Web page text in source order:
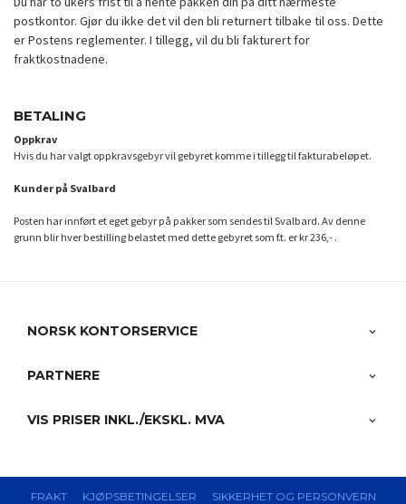
postkontor. Gjør du ikke det vil den bli returnert tilbake til oss. Dette
er Postens reglementer. I tillegg, vil du bli fakturert for
fraktkostnadene.
BETALING
Oppkrav
Hvis du har valgt oppkravsgebyr vil gebyret komme i tillegg til fakturabeløpet.
Kunder på Svalbard
Posten har innført et eget gebyr på pakker som sendes til Svalbard. Av denne
grunn blir hver bestilling belastet med dette gebyret som f.t. er kr 236,- .
NORSK KONTORSERVICE
PARTNERE
VIS PRISER INKL./EKSKL. MVA
FRAKT KJØPSBETINGELSER SIKKERHET OG PERSONVERN